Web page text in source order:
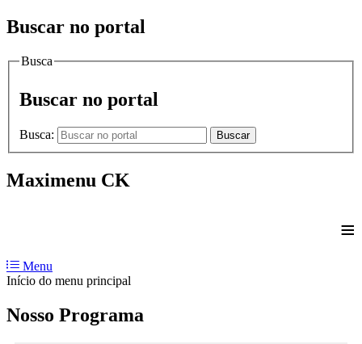
Buscar no portal
Busca
Buscar no portal
Busca: Buscar
Maximenu CK
≡
Menu
Início do menu principal
Nosso Programa